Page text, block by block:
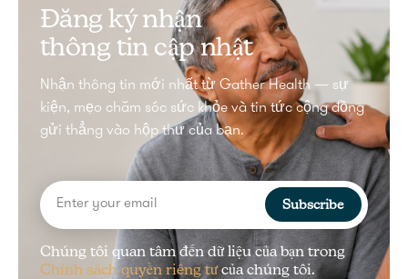
Đăng ký nhận
thông tin cập nhật
Nhận thông tin mới nhất từ Gather Health — sự
kiện, mẹo chăm sóc sức khỏe và tin tức cộng đồng
gửi thẳng vào hộp thư của bạn.
Subscribe
Chúng tôi quan tâm đến dữ liệu của bạn trong
Chính sách quyền riêng tưcủa chúng tôi.